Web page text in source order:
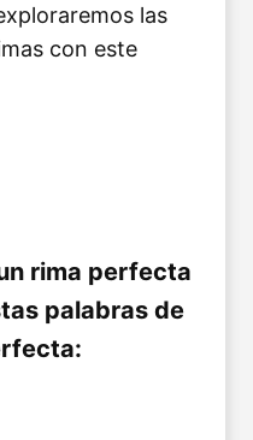
las
con este
rima perfecta
palabras de